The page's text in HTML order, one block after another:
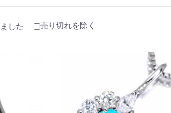
した 売り切れを除く